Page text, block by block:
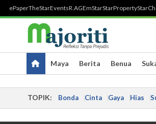
ePaperTheStarEventsR.AGEmStarStarProperty
Maya Berita Benua
TOPIK: Bonda Cinta Gaya Hias